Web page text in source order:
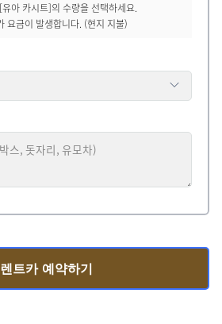
아 카시트]의 수량을 선택하세요.
요금이 발생합니다. (현지 지불)
렌트카 예약하기